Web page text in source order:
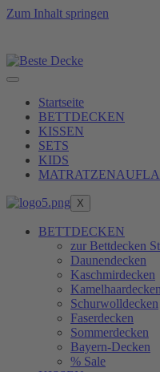
Zum Inhalt springen
Startseite
BETTDECKEN
KISSEN
SETS
KIDS
X
BETTDECKEN
zur Bettdecken
Daunendecken
Kaschmirdecken
Kamelhaardecken
Schurwolldecken
Faserdecken
Sommerdecken
Bayern-Decken
% Sale